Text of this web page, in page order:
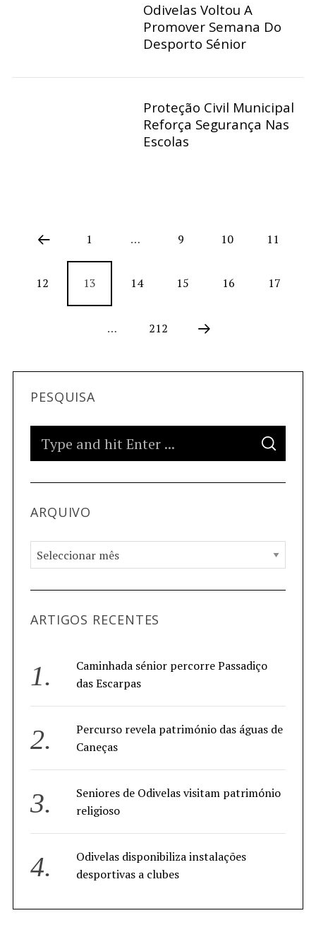
Odivelas Voltou A
Promover Semana Do
Desporto Sénior
Proteção Civil Municipal
Reforça Segurança Nas
Escolas
1 … 9 10 11
12 13 14 15 16 17
… 212
PESQUISA
ARQUIVO
ARTIGOS RECENTES
Caminhada sénior percorre Passadiço
das Escarpas
Percurso revela património das águas de
Caneças
Seniores de Odivelas visitam património
religioso
Odivelas disponibiliza instalações
desportivas a clubes